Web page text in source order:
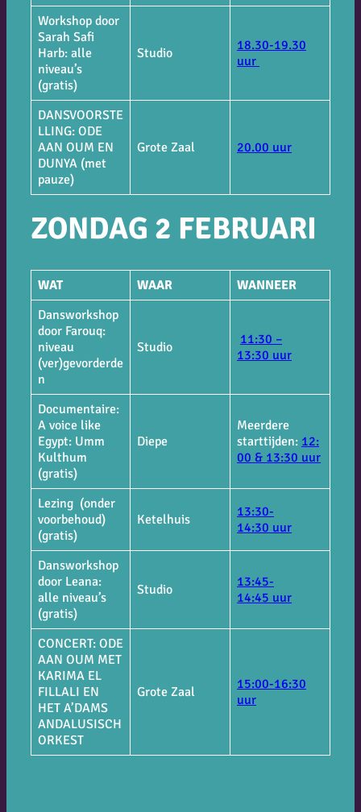
Workshop door
Sarah Safi
Harb: alle
niveau’s
(gratis)
Studio
18.30-19.30
uur
DANSVOORSTE
LLING: ODE
AAN OUM EN
DUNYA (met
pauze)
Grote Zaal 20.00 uur
ZONDAG 2 FEBRUARI
WAT WAAR
WANNEER
Dansworkshop
door Farouq:
niveau
(ver)gevorderde
n
Studio
11:30 –
13:30 uur
Documentaire:
A voice like
Egypt: Umm
Kulthum
(gratis)
Diepe
Meerdere
starttijden: 12:
00 & 13:30 uur
Lezing (onder
voorbehoud)
(gratis)
Ketelhuis
13:30-
14:30 uur
Dansworkshop
door Leana:
alle niveau’s
(gratis)
Studio
13:45-
14:45 uur
CONCERT: ODE
AAN OUM MET
KARIMA EL
FILLALI EN
HET A’DAMS
ANDALUSISCH
ORKEST
Grote Zaal
15:00-16:30
uur